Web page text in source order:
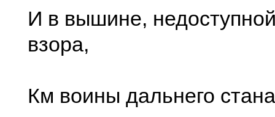
И в вышине,
взора,
Км воины дальнего